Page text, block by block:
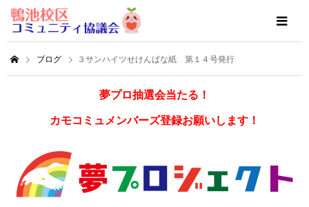
ブログ ３サンハイツせけんばな紙 第１４号発行
夢プロ抽選会当たる！
カモコミュメンバーズ登録お願いします！